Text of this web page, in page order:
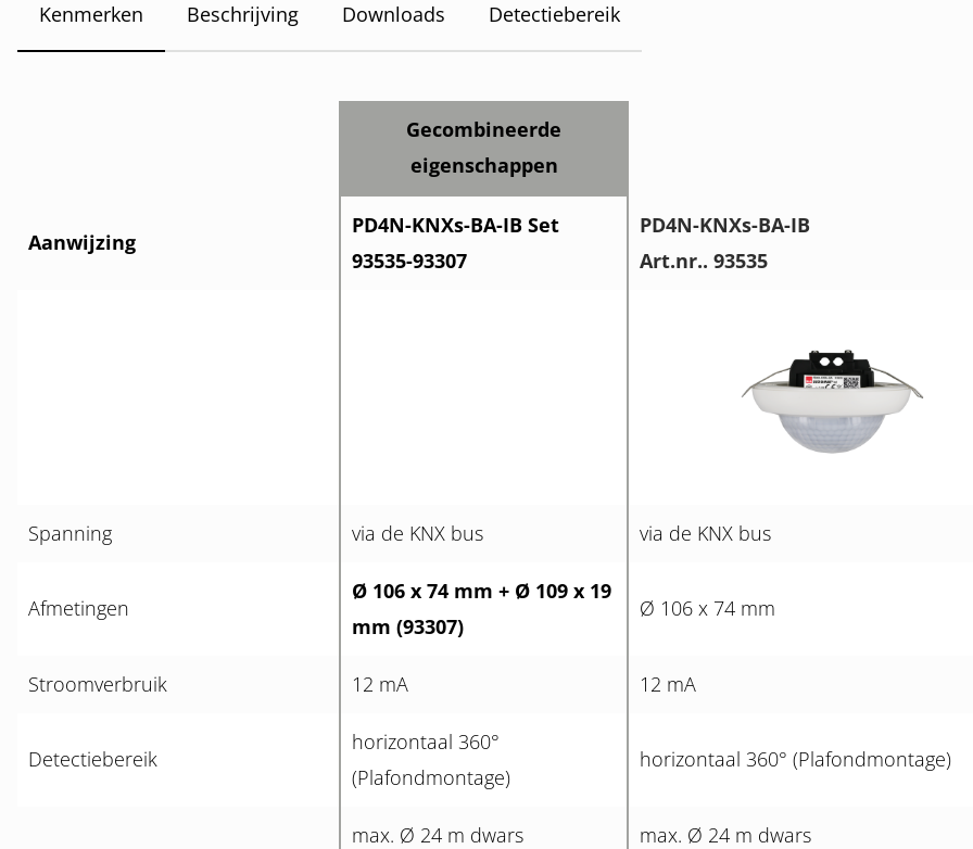
Kenmerken Beschrijving Downloads Detectiebereik
Gecombineerde
eigenschappen
Aanwijzing
PD4N-KNXs-BA-IB Set
93535-93307
PD4N-KNXs-BA-IB
Art.nr.. 93535
Spanning via de KNX bus via de KNX bus
Afmetingen
Ø 106 x 74 mm + Ø 109 x 19
mm (93307)
Ø 106 x 74 mm
Stroomverbruik 12 mA 12 mA
Detectiebereik
horizontaal 360°
(Plafondmontage)
horizontaal 360° (Plafondmontage)
max. Ø 24 m dwars
max. Ø 24 m dwars